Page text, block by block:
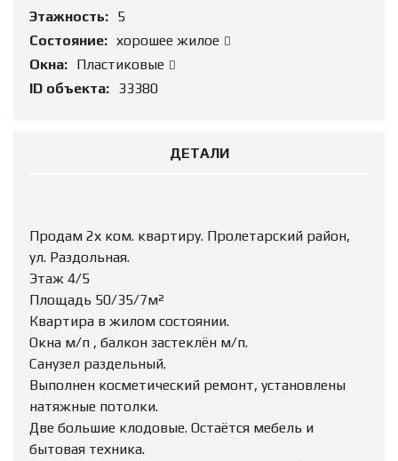
Этажность: 5
Состояние: хорошее жилое
Окна: Пластиковые
ID объекта: 33380
ДЕТАЛИ
Продам 2х ком. квартиру. Пролетарский район,
ул. Раздольная.
Этаж 4/5
Площадь 50/35/7м²
Квартира в жилом состоянии.
Окна м/п , балкон застеклён м/п.
Санузел раздельный.
Выполнен косметический ремонт, установлены
натяжные потолки.
Две большие клодовые. Остаётся мебель и
бытовая техника.